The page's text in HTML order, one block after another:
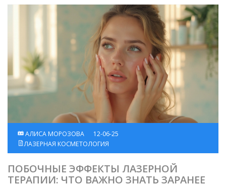
АЛИСА МОРОЗОВА
12-06-25
ЛАЗЕРНАЯ КОСМЕТОЛОГИЯ
ПОБОЧНЫЕ ЭФФЕКТЫ ЛАЗЕРНОЙ
ТЕРАПИИ: ЧТО ВАЖНО ЗНАТЬ ЗАРАНЕЕ